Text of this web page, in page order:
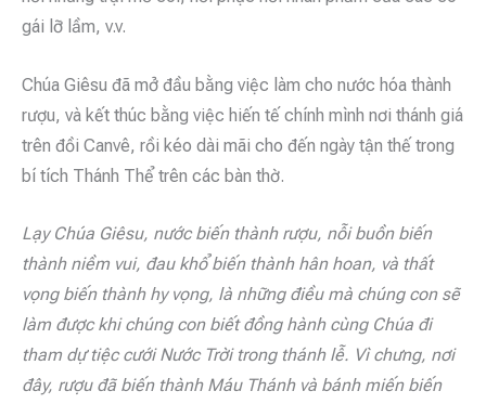
gái lỡ lầm, v.v.
Chúa Giêsu đã mở đầu bằng việc làm cho nước hóa thành
rượu, và kết thúc bằng việc hiến tế chính mình nơi thánh giá
trên đồi Canvê, rồi kéo dài mãi cho đến ngày tận thế trong
bí tích Thánh Thể trên các bàn thờ.
Lạy Chúa Giêsu, nước biến thành rượu, nỗi buồn biến
thành niềm vui, đau khổ biến thành hân hoan, và thất
vọng biến thành hy vọng, là những điều mà chúng con sẽ
làm được khi chúng con biết đồng hành cùng Chúa đi
tham dự tiệc cưới Nước Trời trong thánh lễ. Vì chưng, nơi
đây, rượu đã biến thành Máu Thánh và bánh miến biến